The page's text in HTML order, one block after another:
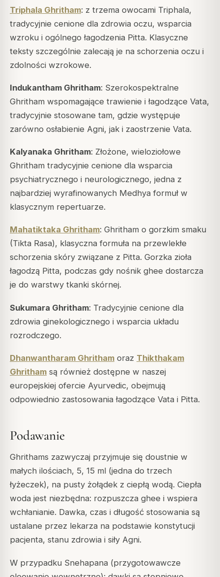
Triphala Ghritham: z trzema owocami Triphala,
tradycyjnie cenione dla zdrowia oczu, wsparcia
wzroku i ogólnego łagodzenia Pitta. Klasyczne
teksty szczególnie zalecają je na schorzenia oczu i
zdolności wzrokowe.
Indukantham Ghritham: Szerokospektralne
Ghritham wspomagające trawienie i łagodzące Vata,
tradycyjnie stosowane tam, gdzie występuje
zarówno osłabienie Agni, jak i zaostrzenie Vata.
Kalyanaka Ghritham: Złożone, wieloziołowe
Ghritham tradycyjnie cenione dla wsparcia
psychiatrycznego i neurologicznego, jedna z
najbardziej wyrafinowanych Medhya formuł w
klasycznym repertuarze.
Mahatiktaka Ghritham: Ghritham o gorzkim smaku
(Tikta Rasa), klasyczna formuła na przewlekłe
schorzenia skóry związane z Pitta. Gorzka zioła
łagodzą Pitta, podczas gdy nośnik ghee dostarcza
je do warstwy tkanki skórnej.
Sukumara Ghritham: Tradycyjnie cenione dla
zdrowia ginekologicznego i wsparcia układu
rozrodczego.
Dhanwantharam Ghritham oraz Thikthakam
Ghritham są również dostępne w naszej
europejskiej ofercie Ayurvedic, obejmują
odpowiednio zastosowania łagodzące Vata i Pitta.
Podawanie
Ghrithams zazwyczaj przyjmuje się doustnie w
małych ilościach, 5, 15 ml (jedna do trzech
łyżeczek), na pusty żołądek z ciepłą wodą. Ciepła
woda jest niezbędna: rozpuszcza ghee i wspiera
wchłanianie. Dawka, czas i długość stosowania są
ustalane przez lekarza na podstawie konstytucji
pacjenta, stanu zdrowia i siły Agni.
W przypadku Snehapana (przygotowawcze